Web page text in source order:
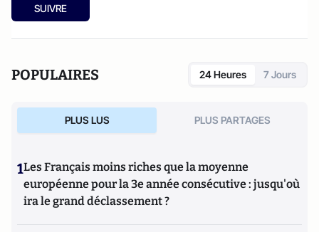
SUIVRE
POPULAIRES 24 Heures 7 Jours
PLUS LUS PLUS PARTAGES
1Les Français moins riches que la moyenne
européenne pour la 3e année consécutive : jusqu'où
ira le grand déclassement ?